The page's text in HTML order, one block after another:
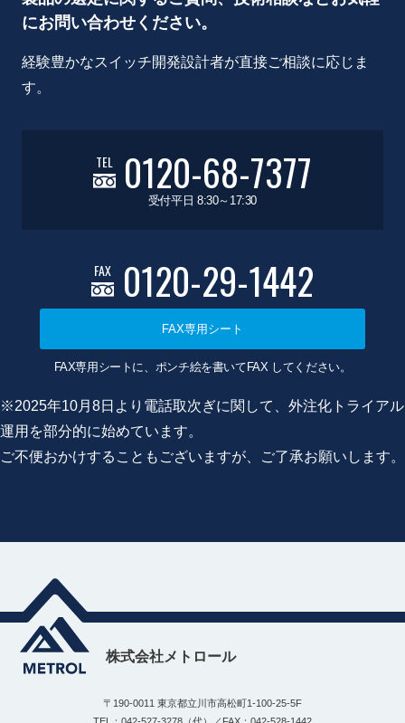
にお問い合わせください。
経験豊かなスイッチ開発設計者が直接ご相談に応じま
す。
TEL 0120-68-7377
受付平日 8:30～17:30
FAX 0120-29-1442
FAX専用シート
FAX専用シートに、ポンチ絵を書いてFAX してください。
※2025年10月8日より電話取次ぎに関して、外注化トライアル
運用を部分的に始めています。
ご不便おかけすることもございますが、ご了承お願いします。
株式会社メトロール
〒190-0011 東京都立川市高松町1-100-25-5F